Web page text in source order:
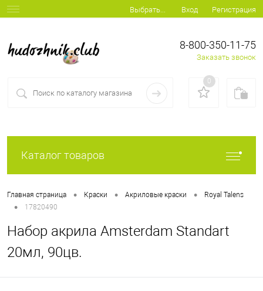
Выбрать... Вход Регистрация
8-800-350-11-75
Заказать звонок
0
Каталог товаров
Главная страница • Краски • Акриловые краски • Royal Talens
• 17820490
Набор акрила Amsterdam Standart
20мл, 90цв.